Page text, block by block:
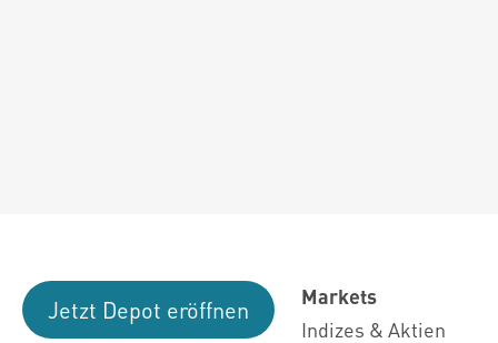
Jetzt Depot eröffnen
Markets
Indizes & Aktien